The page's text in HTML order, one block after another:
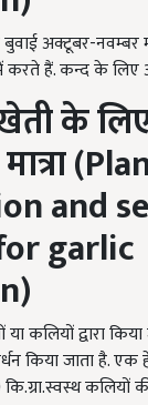
अक्टूबर-नवम्बर
में करते हैं. कन्द के लिए
के
(
and
garlic
या कलियों द्वारा
किया जाता है.
कलियों